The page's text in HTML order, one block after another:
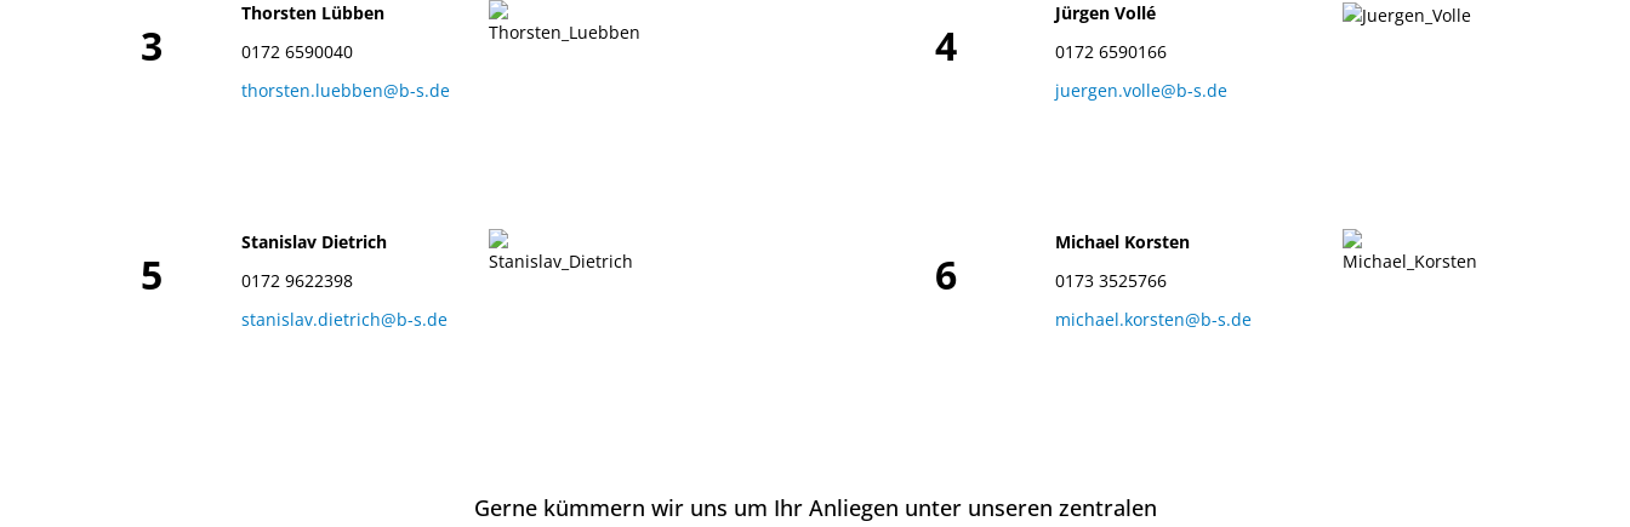
3
Thorsten Lübben
0172 6590040
thorsten.luebben@b-s.de
4
Jürgen Vollé
0172 6590166
juergen.volle@b-s.de
5
Stanislav Dietrich
0172 9622398
stanislav.dietrich@b-s.de
6
Michael Korsten
0173 3525766
michael.korsten@b-s.de
Gerne kümmern wir uns um Ihr Anliegen unter unseren zentralen